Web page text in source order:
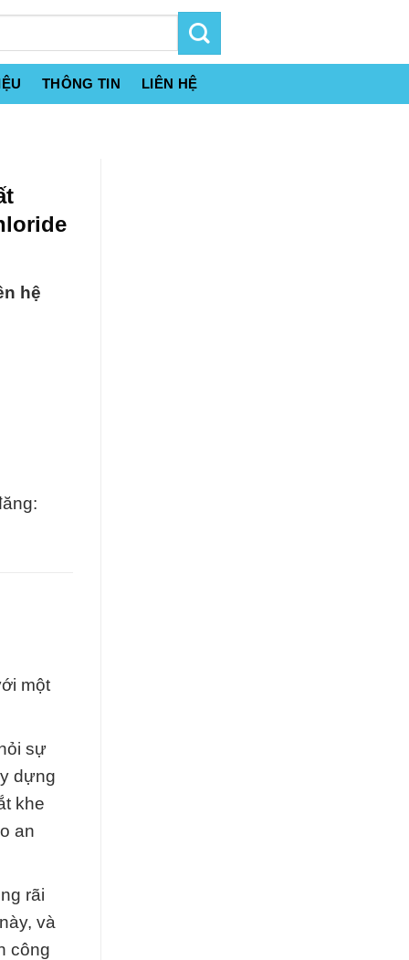
THÔNG TIN LIÊN HỆ
hệ
một
sự
dựng
khe
an
rãi
và
công